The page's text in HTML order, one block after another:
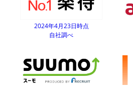
2024年4月23日時点
自社調べ